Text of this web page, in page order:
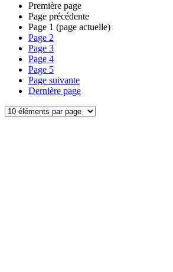
Première page
Page précédente
Page 1 (page actuelle)
Page 2
Page 3
Page 4
Page 5
Page suivante
Dernière page